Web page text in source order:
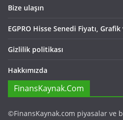
Bize ulaşın
EGPRO Hisse Senedi Fiyatı,
Gizlilik politikası
Hakkımızda
FinansKaynak.Com
©FinansKaynak.com piyasalar ve